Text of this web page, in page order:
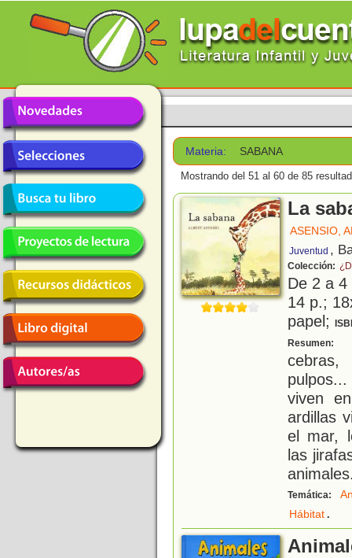
Materia: SABANA
Mostrando del 51 al 60 de 85
La
ASENSIO,
Juventud ,
Colección:
De 2 a
14 p.;
papel;
Resumen:
cebras,
viven
ardillas
el mar,
las
animales
Temática:
Hábitat.